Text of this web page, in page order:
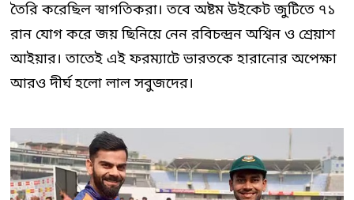
তৈরি করেছিল স্বাগতিকরা। তবে অষ্টম উইকেট জুটিতে ৭১
রান যোগ করে জয় ছিনিয়ে নেন রবিচন্দ্রন অশ্বিন ও শ্রেয়াশ
আইয়ার। তাতেই এই ফরম্যাটে ভারতকে হারানোর অপেক্ষা
আরও দীর্ঘ হলো লাল সবুজদের।